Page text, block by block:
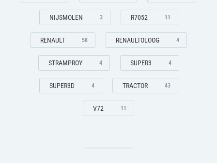
NIJSMOLEN 3 R7052 11
RENAULT 58 RENAULTOLOOG 4
STRAMPROY 4 SUPER3 4
SUPER3D 4 TRACTOR 43
V72 11